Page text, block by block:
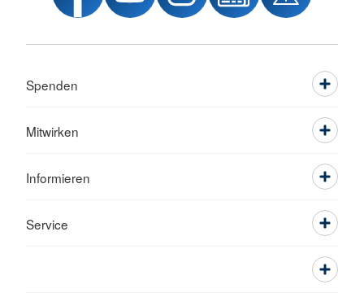
Spenden
Mitwirken
Informieren
Service